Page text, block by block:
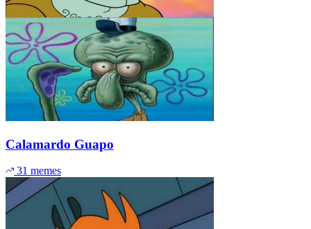
Calamardo Guapo
31 memes